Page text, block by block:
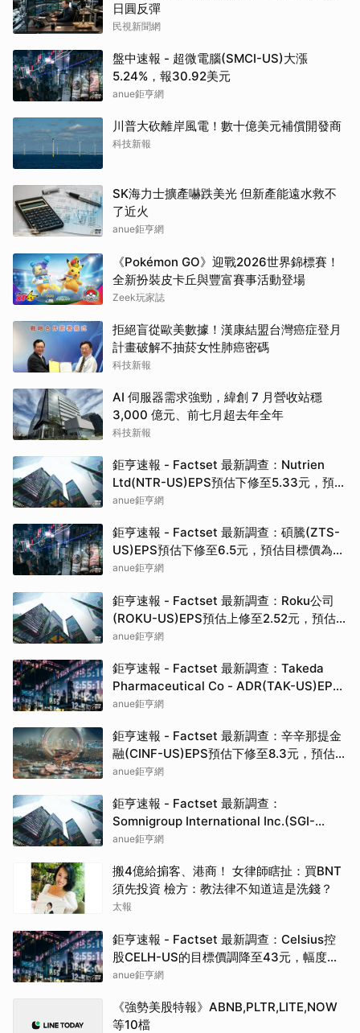
日圓反彈
民視新聞網
盤中速報 - 超微電腦(SMCI-US)大漲
5.24%，報30.92美元
anue鉅亨網
川普大砍離岸風電！數十億美元補償開發商
科技新報
SK海力士擴產嚇跌美光 但新產能遠水救不
了近火
anue鉅亨網
《Pokémon GO》迎戰2026世界錦標賽！
全新扮裝皮卡丘與豐富賽事活動登場
Zeek玩家誌
拒絕盲從歐美數據！漢康結盟台灣癌症登月
計畫破解不抽菸女性肺癌密碼
科技新報
AI 伺服器需求強勁，緯創 7 月營收站穩
3,000 億元、前七月超去年全年
科技新報
鉅亨速報 - Factset 最新調查：Nutrien
Ltd(NTR-US)EPS預估下修至5.33元，預估
目標價為80.00元
anue鉅亨網
鉅亨速報 - Factset 最新調查：碩騰(ZTS-
US)EPS預估下修至6.5元，預估目標價為
90.00元
anue鉅亨網
鉅亨速報 - Factset 最新調查：Roku公司
(ROKU-US)EPS預估上修至2.52元，預估
目標價為160.00元
anue鉅亨網
鉅亨速報 - Factset 最新調查：Takeda
Pharmaceutical Co - ADR(TAK-US)EPS
預估上修至0.37元，預估目標價為19.82元
anue鉅亨網
鉅亨速報 - Factset 最新調查：辛辛那提金
融(CINF-US)EPS預估下修至8.3元，預估目
標價為192.50元
anue鉅亨網
鉅亨速報 - Factset 最新調查：
Somnigroup International Inc.(SGI-
US)EPS預估下修至3元，預估目標價為
anue鉅亨網
搬4億給掮客、港商！ 女律師瞎扯：買BNT
須先投資 檢方：教法律不知道這是洗錢？
太報
鉅亨速報 - Factset 最新調查：Celsius控
股CELH-US的目標價調降至43元，幅度約
3.37%
anue鉅亨網
《強勢美股特報》ABNB,PLTR,LITE,NOW
等10檔